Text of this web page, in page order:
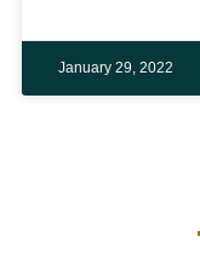
January 29, 2022